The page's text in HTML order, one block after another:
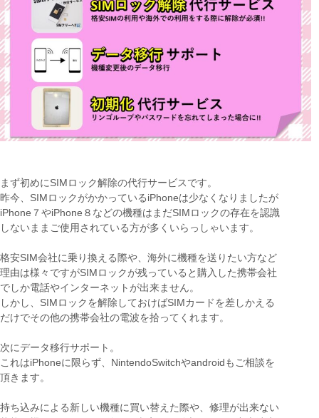
まず初めにSIMロック解除の代行サービスです。
昨今、SIMロックがかかっているiPhoneは少なくなりましたが
iPhone７やiPhone８などの機種はまだSIMロックの存在を認識
しないままご使用されている方が多くいらっしゃいます。
格安SIM会社に乗り換える際や、海外に機種を送りたい方など
理由は様々ですがSIMロックが残っていると購入した携帯会社
でしか電話やインターネットが出来ません。
しかし、SIMロックを解除しておけばSIMカードを差しかえる
だけでその他の携帯会社の電波を拾ってくれます。
次にデータ移行サポート。
これはiPhoneに限らず、NintendoSwitchやandroidもご相談を
頂きます。
持ち込みによる新しい機種に買い替えた際や、修理が出来ない